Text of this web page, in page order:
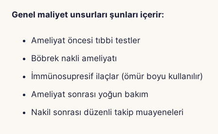
Genel maliyet unsurları şunları içerir:
Ameliyat öncesi tıbbi testler
Böbrek nakli ameliyatı
İmmünosupresif ilaçlar (ömür boyu kullanılır)
Ameliyat sonrası yoğun bakım
Nakil sonrası düzenli takip muayeneleri